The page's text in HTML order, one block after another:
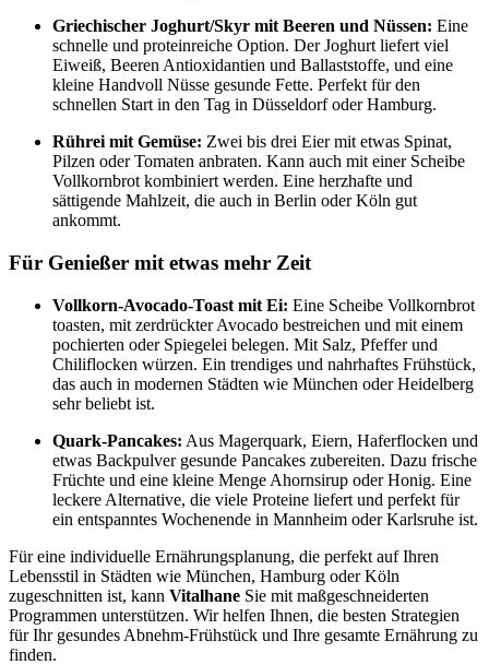
Griechischer Joghurt/Skyr mit Beeren und Nüssen: Eine
schnelle und proteinreiche Option. Der Joghurt liefert viel
Eiweiß, Beeren Antioxidantien und Ballaststoffe, und eine
kleine Handvoll Nüsse gesunde Fette. Perfekt für den
schnellen Start in den Tag in Düsseldorf oder Hamburg.
Rührei mit Gemüse: Zwei bis drei Eier mit etwas Spinat,
Pilzen oder Tomaten anbraten. Kann auch mit einer Scheibe
Vollkornbrot kombiniert werden. Eine herzhafte und
sättigende Mahlzeit, die auch in Berlin oder Köln gut
ankommt.
Für Genießer mit etwas mehr Zeit
Vollkorn-Avocado-Toast mit Ei: Eine Scheibe Vollkornbrot
toasten, mit zerdrückter Avocado bestreichen und mit einem
pochierten oder Spiegelei belegen. Mit Salz, Pfeffer und
Chiliflocken würzen. Ein trendiges und nahrhaftes Frühstück,
das auch in modernen Städten wie München oder Heidelberg
sehr beliebt ist.
Quark-Pancakes: Aus Magerquark, Eiern, Haferflocken und
etwas Backpulver gesunde Pancakes zubereiten. Dazu frische
Früchte und eine kleine Menge Ahornsirup oder Honig. Eine
leckere Alternative, die viele Proteine liefert und perfekt für
ein entspanntes Wochenende in Mannheim oder Karlsruhe ist.
Für eine individuelle Ernährungsplanung, die perfekt auf Ihren
Lebensstil in Städten wie München, Hamburg oder Köln
zugeschnitten ist, kann Vitalhane Sie mit maßgeschneiderten
Programmen unterstützen. Wir helfen Ihnen, die besten Strategien
für Ihr gesundes Abnehm-Frühstück und Ihre gesamte Ernährung zu
finden.